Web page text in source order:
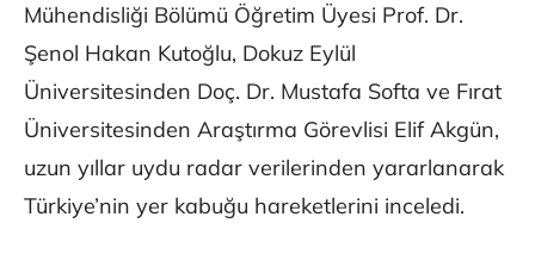
Mühendisliği Bölümü Öğretim Üyesi Prof. Dr.
Şenol Hakan Kutoğlu, Dokuz Eylül
Üniversitesinden Doç. Dr. Mustafa Softa ve Fırat
Üniversitesinden Araştırma Görevlisi Elif Akgün,
uzun yıllar uydu radar verilerinden yararlanarak
Türkiye’nin yer kabuğu hareketlerini inceledi.